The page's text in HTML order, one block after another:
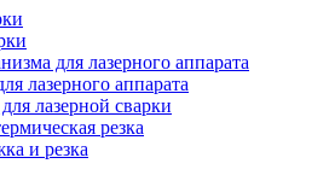
для лазерного аппарата
лазерного аппарата
лазерной сварки
резка
и резка